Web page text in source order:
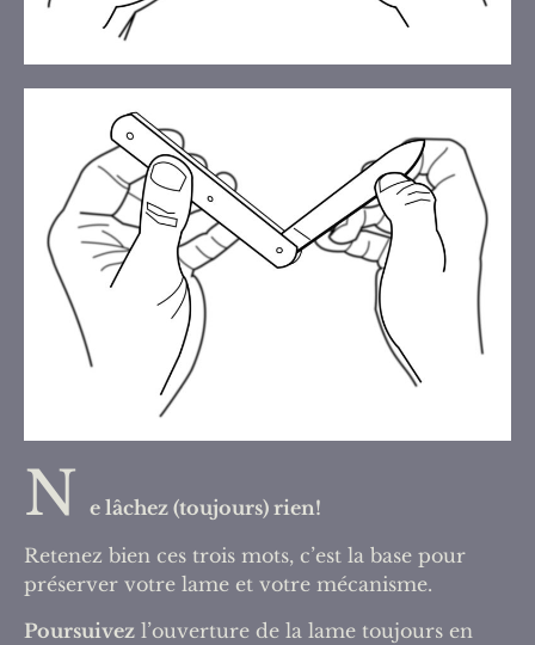
N e lâchez (toujours) rien!
Retenez bien ces trois mots, c’est la base pour
préserver votre lame et votre mécanisme.
Poursuivez l’ouverture de la lame toujours en